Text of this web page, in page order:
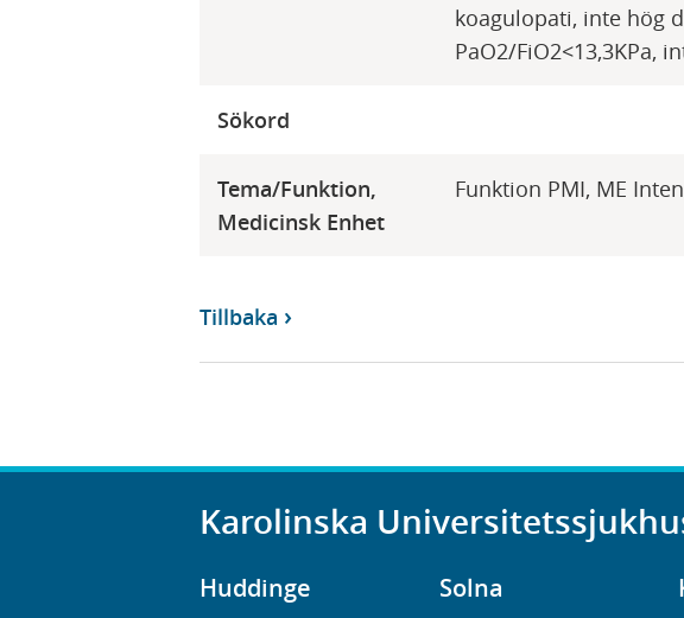
koagulopati, inte hög
PaO2/FiO2<13,3KPa,
Sökord
Tema/Funktion,
Medicinsk Enhet
Funktion PMI, ME
Tillbaka
Karolinska
Huddinge Solna